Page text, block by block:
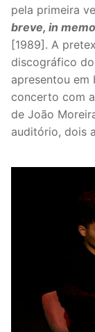
pela primeira
breve, in
[1989]. A
discográfico
apresentou em
concerto com
de João
auditório, dois